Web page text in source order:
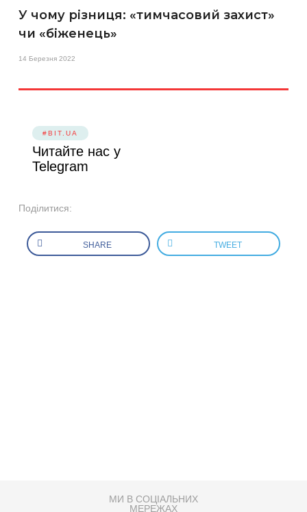
У чому різниця: «тимчасовий захист»
чи «біженець»
14 Березня 2022
#BIT.UA
Читайте нас у
Telegram
Поділитися:
SHARE TWEET
МИ В СОЦІАЛЬНИХ
МЕРЕЖАХ